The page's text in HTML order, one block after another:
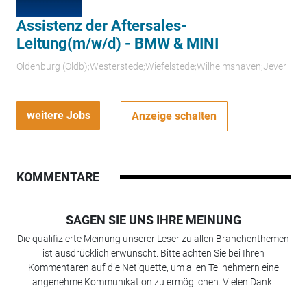
Assistenz der Aftersales-
Leitung(m/w/d) - BMW & MINI
Oldenburg (Oldb);Westerstede;Wiefelstede;Wilhelmshaven;Jever
weitere Jobs Anzeige schalten
KOMMENTARE
SAGEN SIE UNS IHRE MEINUNG
Die qualifizierte Meinung unserer Leser zu allen Branchenthemen
ist ausdrücklich erwünscht. Bitte achten Sie bei Ihren
Kommentaren auf die Netiquette, um allen Teilnehmern eine
angenehme Kommunikation zu ermöglichen. Vielen Dank!